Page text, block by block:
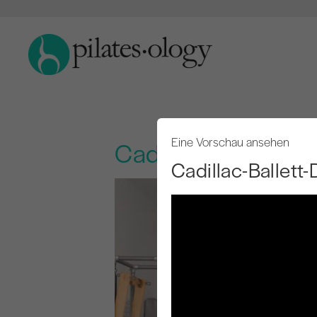
Cadillac-Ballett-
Eine Vorschau ansehen
Cadillac-Ballett-